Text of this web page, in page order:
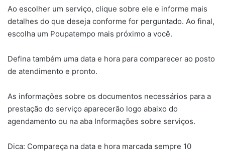
Ao escolher um serviço, clique sobre ele e informe mais
detalhes do que deseja conforme for perguntado. Ao final,
escolha um Poupatempo mais próximo a você.
Defina também uma data e hora para comparecer ao posto
de atendimento e pronto.
As informações sobre os documentos necessários para a
prestação do serviço aparecerão logo abaixo do
agendamento ou na aba Informações sobre serviços.
Dica: Compareça na data e hora marcada sempre 10